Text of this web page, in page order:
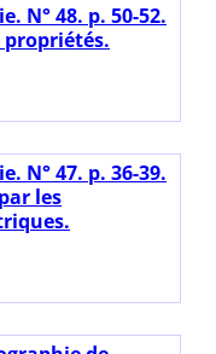
N° 48. p. 50-52.
N° 47. p. 36-39.
les